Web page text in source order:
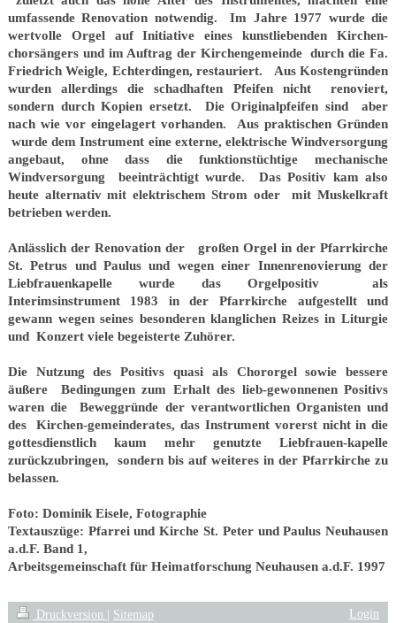
umfassende Renovation notwendig. Im Jahre 1977 wurde die
wertvolle Orgel auf Initiative eines kunstliebenden Kirchen-
chorsängers und im Auftrag der Kirchengemeinde durch die Fa.
Friedrich Weigle, Echterdingen, restauriert. Aus Kostengründen
wurden allerdings die schadhaften Pfeifen nicht renoviert,
sondern durch Kopien ersetzt. Die Originalpfeifen sind aber
nach wie vor eingelagert vorhanden. Aus praktischen Gründen
wurde dem Instrument eine externe, elektrische Windversorgung
angebaut, ohne dass die funktionstüchtige mechanische
Windversorgung beeinträchtigt wurde. Das Positiv kam also
heute alternativ mit elektrischem Strom oder mit Muskelkraft
betrieben werden.
Anlässlich der Renovation der großen Orgel in der Pfarrkirche
St. Petrus und Paulus und wegen einer Innenrenovierung der
Liebfrauenkapelle wurde das Orgelpositiv als
Interimsinstrument 1983 in der Pfarrkirche aufgestellt und
gewann wegen seines besonderen klanglichen Reizes in Liturgie
und Konzert viele begeisterte Zuhörer.
Die Nutzung des Positivs quasi als Chororgel sowie bessere
äußere Bedingungen zum Erhalt des lieb-gewonnenen Positivs
waren die Beweggründe der verantwortlichen Organisten und
des Kirchen-gemeinderates, das Instrument vorerst nicht in die
gottesdienstlich kaum mehr genutzte Liebfrauen-kapelle
zurückzubringen, sondern bis auf weiteres in der Pfarrkirche zu
belassen.
Foto: Dominik Eisele, Fotographie
Textauszüge: Pfarrei und Kirche St. Peter und Paulus Neuhausen
a.d.F. Band 1,
Arbeitsgemeinschaft für Heimatforschung Neuhausen a.d.F. 1997
Druckversion Sitemap Login